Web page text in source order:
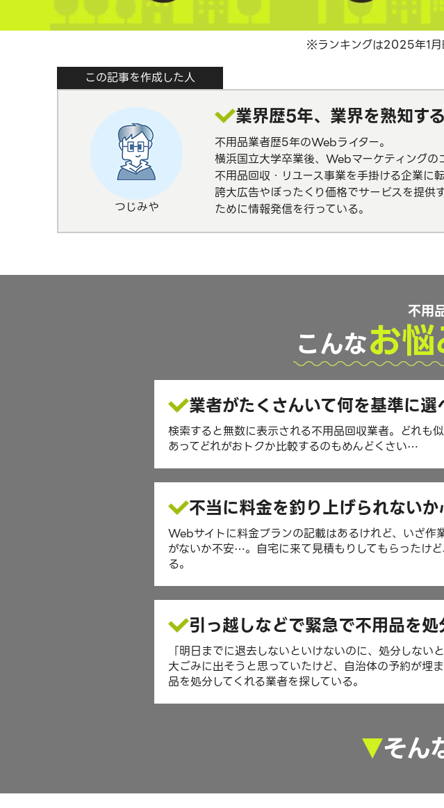
※ランキングは2025年1月
この記事を作成した人
つじみや
業界歴5年、業界を熟知す
不用品業者歴5年のWebライター。
横浜国立大学卒業後、Webマーケティングの
不用品回収・リユース事業を手掛ける企業に
誇大広告やぼったくり価格でサービスを提
ために情報発信を行っている。
不用
こんなお
業者がたくさんいて何を基準に
検索すると無数に表示される不用品回収業者。どれも
あってどれがおトクか比較するのもめんどくさい⋯
不当に料金を釣り上げられない
Webサイトに料金プランの記載はあるけれど、いざ作
がないか不安⋯。自宅に来て見積もりしてもらったけ
る。
引っ越しなどで緊急で不用品を処
「明日までに退去しないといけないのに、処分しな
大ごみに出そうと思っていたけど、自治体の予約が埋
品を処分してくれる業者を探している。
そん